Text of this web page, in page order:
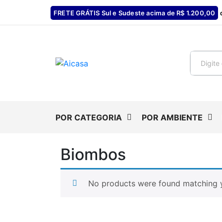
FRETE GRÁTIS Sul e Sudeste acima de R$ 1.200,00
POR CATEGORIA POR AMBIENTE
Biombos
No products were found matching